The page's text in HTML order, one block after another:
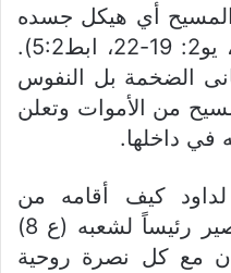
أي هيكل جسده
(1كو3: 9-17، زك6: 12،13، يو2: 19-22، ابط5:2).
الضخمة بل النفوس
من الأموات وتعلن
داخلها.
كيف أقامه من
المربض من وراء الغنم ليصير رئيساً لشعبه (ع 8)
مع كل نصرة روحية